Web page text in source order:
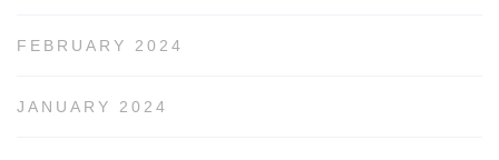
FEBRUARY 2024
JANUARY 2024